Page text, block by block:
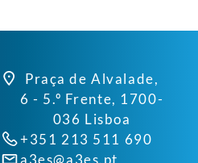
Praça de Alvalade,
6 - 5.º Frente, 1700-
036 Lisboa
+351 213 511 690
a3es@a3es.pt